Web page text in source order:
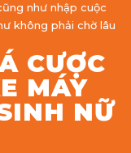
như nhập cuộc
không phải chờ lâu
CƯỢC
MÁY
NỮ